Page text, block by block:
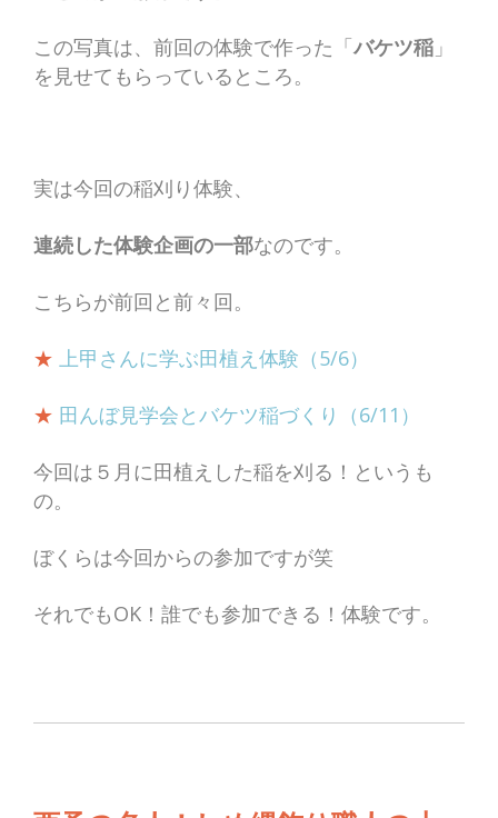
この写真は、前回の体験で作った「バケツ稲 」
を見せてもらっているところ。
実は今回の稲刈り体験、
連続した体験企画の一部なのです。
こちらが前回と前々回。
★ 上甲さんに学ぶ田植え体験（5/6）
★ 田んぼ見学会とバケツ稲づくり（6/11）
今回は５月に田植えした稲を刈る！というも
の。
ぼくらは今回からの参加ですが笑
それでもOK！誰でも参加できる！体験です。